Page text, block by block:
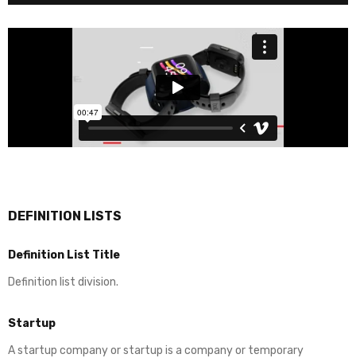
DEFINITION LISTS
Definition List Title
Definition list division.
Startup
A startup company or startup is a company or temporary